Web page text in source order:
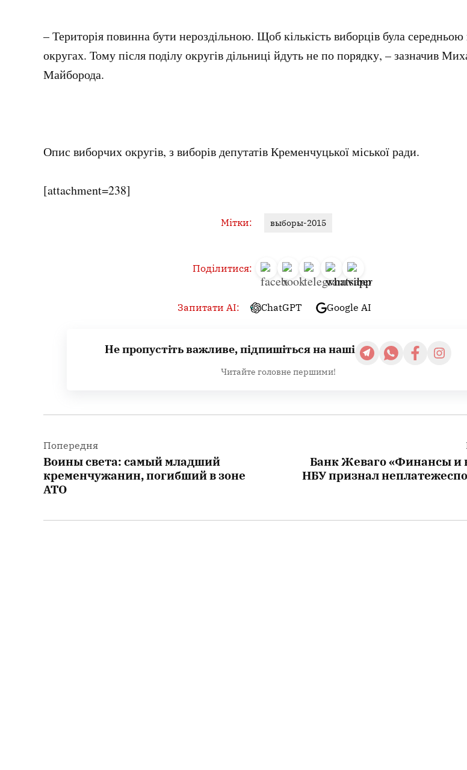
– Територія повинна бути нероздільною. Щоб кількість виборців була середньою
округах. Тому після поділу округів дільниці йдуть не по порядку, – зазначив
Майборода.
Опис виборчих округів, з виборів депутатів Кременчуцької міської ради.
[attachment=238]
Мітки: выборы-2015
Поділитися:
Запитати AI: ChatGPT Google AI
Не пропустіть важливе, підпишіться на наші
Читайте головне першими!
Попередня
Воины света: самый младший
кременчужанин, погибший в зоне
АТО
Банк Жеваго «Финансы и
НБУ признал